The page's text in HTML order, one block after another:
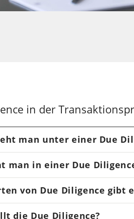
in der
man unter einer Due
erforderliche Sorgfalt“. Der
wirtschaftlich bedeutender
Diligence), aber auch je nach
man in einer Due
Derartige Risiken können
Kaufobjektes oder äußere
von Due Diligence gibt
die Due Diligence?